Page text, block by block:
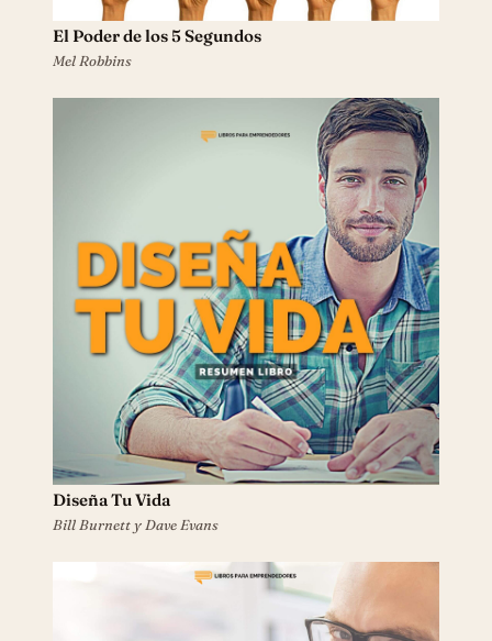
El Poder de los 5 Segundos
Mel Robbins
Diseña Tu Vida
Bill Burnett y Dave Evans